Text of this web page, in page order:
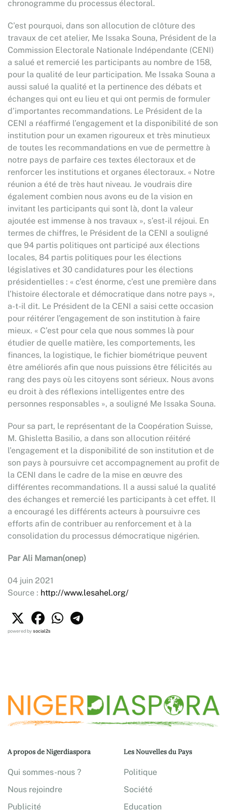
chronogramme du processus électoral.
C’est pourquoi, dans son allocution de clôture des
travaux de cet atelier, Me Issaka Souna, Président de la
Commission Electorale Nationale Indépendante (CENI)
a salué et remercié les participants au nombre de 158,
pour la qualité de leur participation. Me Issaka Souna a
aussi salué la qualité et la pertinence des débats et
échanges qui ont eu lieu et qui ont permis de formuler
d’importantes recommandations. Le Président de la
CENI a réaffirmé l’engagement et la disponibilité de son
institution pour un examen rigoureux et très minutieux
de toutes les recommandations en vue de permettre à
notre pays de parfaire ces textes électoraux et de
renforcer les institutions et organes électoraux. « Notre
réunion a été de très haut niveau. Je voudrais dire
également combien nous avons eu de la vision en
invitant les participants qui sont là, dont la valeur
ajoutée est immense à nos travaux », s’est-il réjoui. En
termes de chiffres, le Président de la CENI a souligné
que 94 partis politiques ont participé aux élections
locales, 84 partis politiques pour les élections
législatives et 30 candidatures pour les élections
présidentielles : « c’est énorme, c’est une première dans
l’histoire électorale et démocratique dans notre pays »,
a-t-il dit. Le Président de la CENI a saisi cette occasion
pour réitérer l’engagement de son institution à faire
mieux. « C’est pour cela que nous sommes là pour
étudier de quelle matière, les comportements, les
finances, la logistique, le fichier biométrique peuvent
être améliorés afin que nous puissions être félicités au
rang des pays où les citoyens sont sérieux. Nous avons
eu droit à des réflexions intelligentes entre des
personnes responsables », a souligné Me Issaka Souna.
Pour sa part, le représentant de la Coopération Suisse,
M. Ghisletta Basilio, a dans son allocution réitéré
l’engagement et la disponibilité de son institution et de
son pays à poursuivre cet accompagnement au profit de
la CENI dans le cadre de la mise en œuvre des
différentes recommandations. Il a aussi salué la qualité
des échanges et remercié les participants à cet effet. Il
a encouragé les différents acteurs à poursuivre ces
efforts afin de contribuer au renforcement et à la
consolidation du processus démocratique nigérien.
Par Ali Maman(onep)
04 juin 2021
Source : http://www.lesahel.org/
powered bysocial2s
A propos de Nigerdiaspora
Qui sommes-nous ?
Nous rejoindre
Publicité
Les Nouvelles du Pays
Politique
Société
Education